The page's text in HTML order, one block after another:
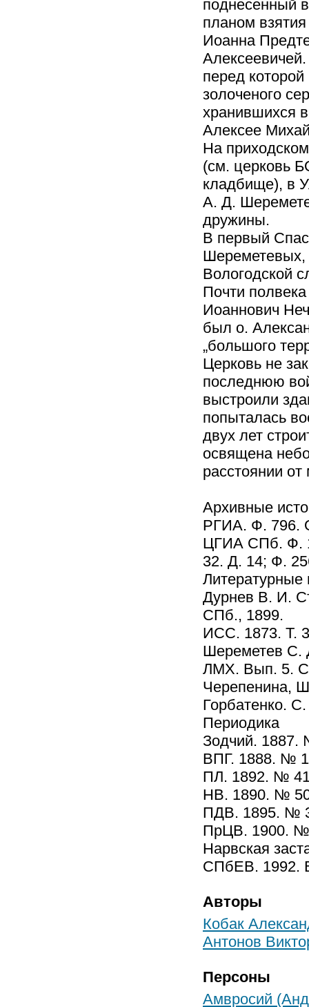
поднесенный
планом
Иоанна
перед
золоченого
хранившихся
Алексее
На
(см. церковь
кладбище), в
А. Д.
дружины.
В первый
Шереметевых,
Вологодской
Почти
Иоаннович
был о.
„большого
Церковь не
последнюю
выстроили
попыталась
двух лет
освящена
расстоянии
Архивные
РГИА. Ф. 796.
ЦГИА СПб. Ф.
32. Д. 14; Ф.
Литературные
Дурнев В. И.
СПб., 1899.
ИСС. 1873. Т.
Шереметев С.
ЛМХ. Вып. 5.
Черепенина,
Горбатенко.
Периодика
Зодчий.
ВПГ. 1888. №
ПЛ. 1892. №
НВ. 1890. №
ПДВ. 1895. №
ПрЦВ. 1900. №
Нарвская
СПбЕВ. 1992.
Авторы
Кобак
Антонов
Персоны
Амвросий